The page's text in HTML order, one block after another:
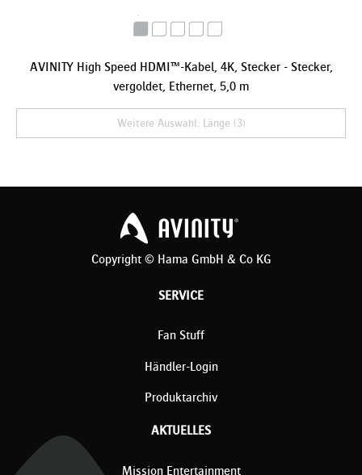
AVINITY High Speed HDMI™-Kabel, 4K, Stecker - Stecker,
vergoldet, Ethernet, 5,0 m
Weitere Auswahl: Länge (3)
Copyright © Hama GmbH & Co KG
SERVICE
Fan Stuff
Händler-Login
Produktarchiv
AKTUELLES
Mission Entertainment